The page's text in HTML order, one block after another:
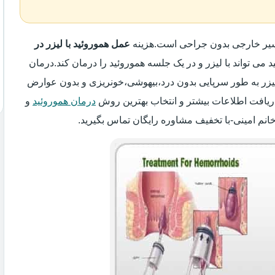
خارجی بدون جراحی است.هزینه عمل هموروئید با لیزر در
می تواند با لیزر و در یک جلسه هموروئید را درمان کند.درمان
به طور سرپایی بدون درد،بیهوشی،خونریزی و بدون عوارض
اطلاعات بیشتر و انتخاب بهترین روش درمان هموروئید و
امینی-با تخفیف مشاوره رایگان تماس بگیرید.